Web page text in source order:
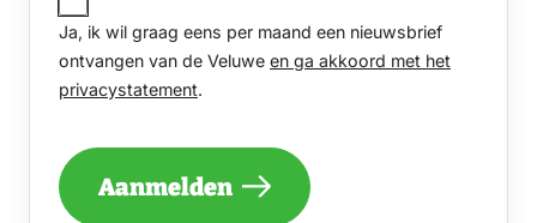
IK
WIL
GRAAG
PER
EEN
ONTVANGEN
Ja, ik wil graag eens per maand een nieuwsbrief
ontvangen van de Veluwe en ga akkoord met het
privacystatement.
Aanmelden